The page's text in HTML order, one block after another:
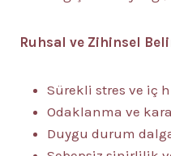
Ruhsal ve Zihinsel
Sürekli stres ve iç
Odaklanma ve
Duygu durum